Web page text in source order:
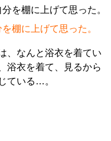
棚に上げて思った。
、なんと浴衣を着てい
浴衣を着て、見るから
ている…。